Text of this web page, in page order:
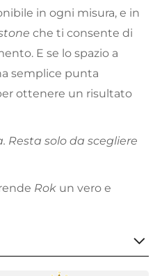
in ogni misura, e in
che ti consente di
E se lo spazio a
semplice punta
ottenere un risultato
Resta solo da scegliere
Rok un vero e